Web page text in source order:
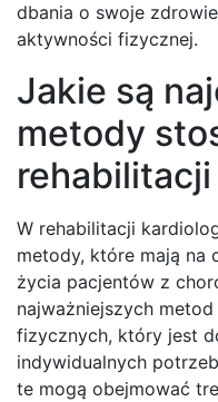
dbania o swoje
aktywności fizycznej.
Jakie są
metody
W rehabilitacji
metody, które mają na
życia pacjentów z
najważniejszych
fizycznych, który jest
indywidualnych
te mogą obejmować